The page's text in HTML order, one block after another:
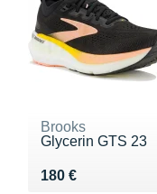
Brooks
Glycerin GTS 23
180 €
Vendu 180 €